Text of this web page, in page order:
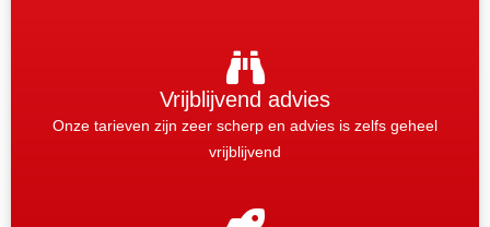
Vrijblijvend advies
Onze tarieven zijn zeer scherp en advies is zelfs geheel
vrijblijvend